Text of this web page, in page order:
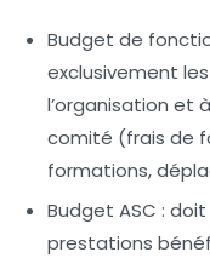
Budget de
exclusivement
l’organisation et
comité (frais de
formations,
Budget ASC : doit
prestations